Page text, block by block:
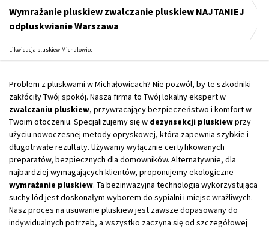
Wymrażanie pluskiew zwalczanie pluskiew NAJTANIEJ
odpluskwianie Warszawa
Likwidacja pluskiew Michałowice
Problem z pluskwami w Michałowicach? Nie pozwól, by te szkodniki
zakłóciły Twój spokój. Nasza firma to Twój lokalny ekspert w
zwalczaniu pluskiew, przywracający bezpieczeństwo i komfort w
Twoim otoczeniu. Specjalizujemy się w dezynsekcji pluskiewprzy
użyciu nowoczesnej metody opryskowej, która zapewnia szybkie i
długotrwałe rezultaty. Używamy wyłącznie certyfikowanych
preparatów, bezpiecznych dla domowników. Alternatywnie, dla
najbardziej wymagających klientów, proponujemy ekologiczne
wymrażanie pluskiew. Ta bezinwazyjna technologia wykorzystująca
suchy lód jest doskonałym wyborem do sypialni i miejsc wrażliwych.
Nasz proces na usuwanie pluskiew jest zawsze dopasowany do
indywidualnych potrzeb, a wszystko zaczyna się od szczegółowej